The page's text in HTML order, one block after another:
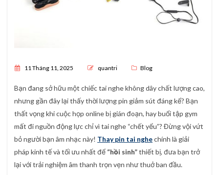
Posted on
11 Tháng 11, 2025 quantri Blog
Bạn đang sở hữu một chiếc tai nghe không dây chất lượng cao,
nhưng gần đây lại thấy thời lượng pin giảm sút đáng kể? Bạn
thất vọng khi cuộc họp online bị gián đoạn, hay buổi tập gym
mất đi nguồn động lực chỉ vì tai nghe “chết yểu”? Đừng vội vứt
bỏ người bạn âm nhạc này! Thay pin tai nghechính là giải
pháp kinh tế và tối ưu nhất để “hồi sinh”thiết bị, đưa bạn trở
lại với trải nghiệm âm thanh trọn vẹn như thuở ban đầu.